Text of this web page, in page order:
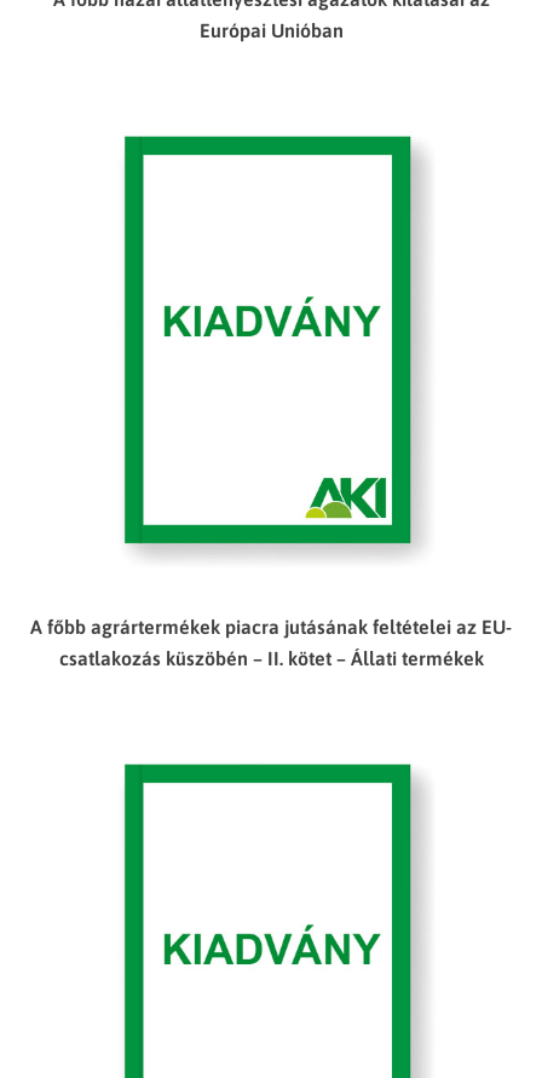
Európai Unióban
A főbb agrártermékek piacra jutásának feltételei az EU-
csatlakozás küszöbén – II. kötet – Állati termékek